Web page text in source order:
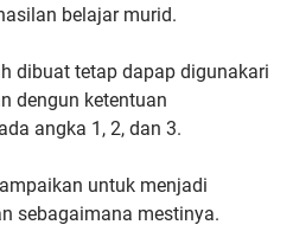
belajar murid.
dibuat tetap dapap digunakari
dengun ketentuan
angka 1, 2, dan 3.
untuk menjadi
sebagaimana mestinya.